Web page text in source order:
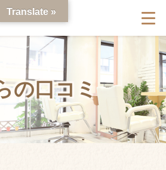
の口コミ
Translate »